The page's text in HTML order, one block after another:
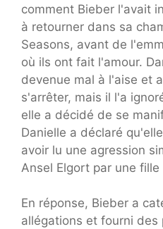
comment Bieber l'avait
à retourner dans sa
Seasons, avant de
où ils ont fait l'amour.
devenue mal à l'aise et
s'arrêter, mais il l'a
elle a décidé de se
Danielle a déclaré
avoir lu une agression
Ansel Elgort par une
En réponse, Bieber a
allégations et fourni des